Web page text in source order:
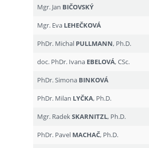
Mgr. Jan BIČOVSKÝ
Mgr. Eva LEHEČKOVÁ
PhDr. Michal PULLMANN, Ph.D.
doc. PhDr. Ivana EBELOVÁ, CSc.
PhDr. Simona BINKOVÁ
PhDr. Milan LYČKA, Ph.D.
Mgr. RadekSKARNITZL, Ph.D.
PhDr. Pavel MACHAČ, Ph.D.